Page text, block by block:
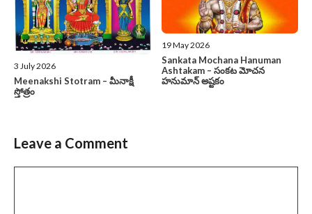
3 July 2026
Meenakshi Stotram – మీనాక్షీ
స్తోత్రం
19 May 2026
Sankata Mochana Hanuman
Ashtakam – సంకట మోచన
హనుమాన్ అష్టకం
Leave a Comment